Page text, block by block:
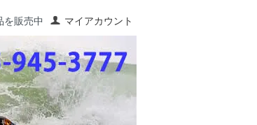
を販売中 マイアカウント